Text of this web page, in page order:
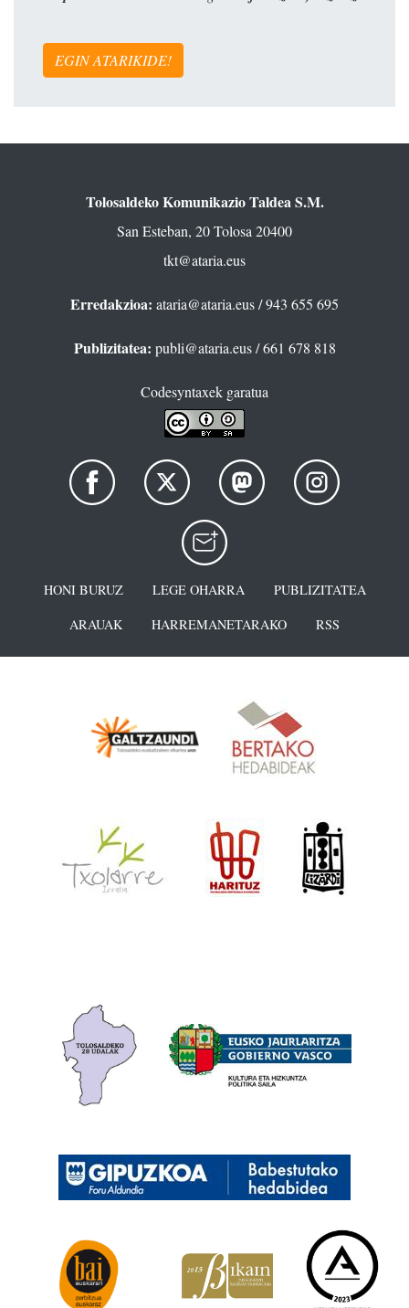
EGIN ATARIKIDE!
Tolosaldeko Komunikazio Taldea S.M.
San Esteban, 20 Tolosa 20400
tkt@ataria.eus
Erredakzioa: ataria@ataria.eus/ 943 655 695
Publizitatea: publi@ataria.eus/ 661 678 818
Codesyntaxek garatua
HONI BURUZ LEGE OHARRA
PUBLIZITATEA
ARAUAK
HARREMANETARAKO RSS